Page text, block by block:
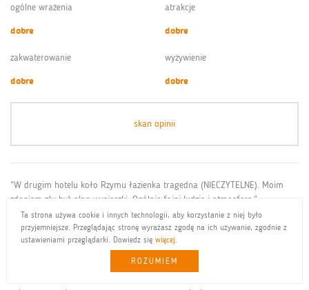
Ta strona używa cookie i innych technologii, aby korzystanie z niej było
przyjemniejsze. Przeglądając stronę wyrażasz zgodę na ich używanie, zgodnie z
ustawieniami przeglądarki. Dowiedz się więcej.
ROZUMIEM
ogólne wrażenia
dobre
atrakcje
dobre
zakwaterowanie
dobre
wyżywienie
dobre
skan opinii
“W drugim hotelu koło Rzymu łazienka tragedna (NIECZYTELNE). Moim
zdaniem zły był plan wycieczki. Ogólnie fajni ludzie i atmosfera.”
Adam - 18 lat
ogólne wrażenia
atrakcje
dobre